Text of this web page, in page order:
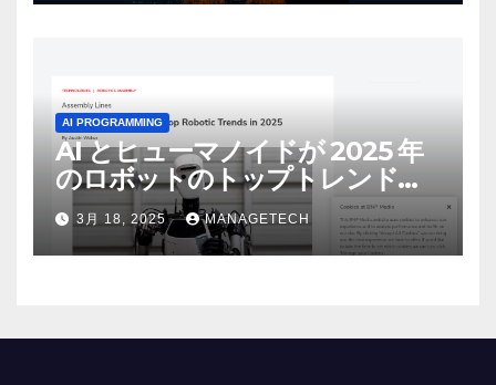
AI PROGRAMMING
AI とヒューマノイドが 2025 年
のロボットのトップトレンドに |
ASSEMBLY
3月 18, 2025 MANAGETECH